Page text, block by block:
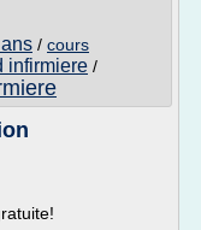
/ cours
infirmiere /